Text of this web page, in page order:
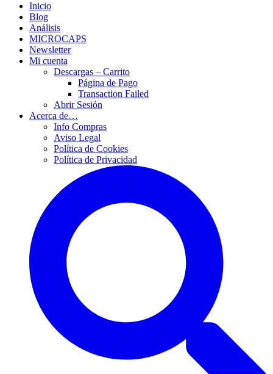
Inicio
Blog
Análisis
MICROCAPS
Newsletter
Mi cuenta
Descargas – Carrito
Página de Pago
Transaction Failed
Abrir Sesión
Acerca de…
Info Compras
Aviso Legal
Política de Cookies
Política de Privacidad